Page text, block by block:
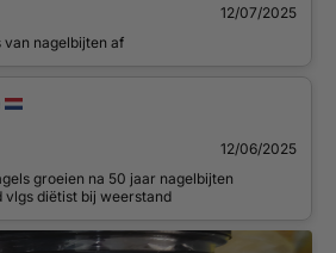
12/07/2025
van nagelbijten af
12/06/2025
groeien na 50 jaar nagelbijten
vlgs diëtist bij weerstand